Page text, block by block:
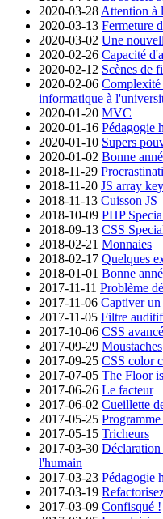
2020-03-28 Attention à
2020-03-13 Fermeture
2020-03-02 Une
2020-02-26 Capacité
2020-02-12 Scènes de
2020-02-06 Complexité
informatique à
2020-01-20 MVC
2020-01-16 Pédagogie
2020-01-10 Supers
2020-01-02 Bonne
2018-11-29
2018-11-20 JS array
2018-11-13 Cuisson JS
2018-10-09 PHP
2018-09-13 CSS
2018-02-21 Monnaies
2018-02-17 Quelques
2018-01-01 Bonne
2017-11-11 Problème
2017-11-06 Captiver un
2017-11-05 Filtre
2017-10-06 CSS avancé
2017-09-29 Moustaches
2017-09-25 CSS color
2017-07-05 The Floor
2017-06-26 Le facteur
2017-06-02 Cueillette
2017-05-25
2017-05-15 Tricheurs
2017-03-30
l'humain
2017-03-23 Pédagogie
2017-03-19
2017-03-09 Confisqué !